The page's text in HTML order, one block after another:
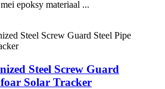
epoksy materiaal ...
Steel Screw Guard
foar Solar Tracker